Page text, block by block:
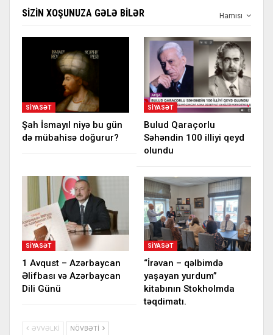
Hamısı
SIZIN XOŞUNUZA GƏLƏ BILƏR
SIYASƏT
Şah İsmayıl niyə bu gün
də mübahisə doğurur?
SIYASƏT
Bulud Qaraçorlu
Səhəndin 100 illiyi qeyd
olundu
SIYASƏT
1 Avqust – Azərbaycan
Əlifbası və Azərbaycan
Dili Günü
SIYASƏT
“İrəvan – qəlbimdə
yaşayan yurdum”
kitabının Stokholmda
təqdimatı.
ƏVVƏLKI NÖVBƏTI